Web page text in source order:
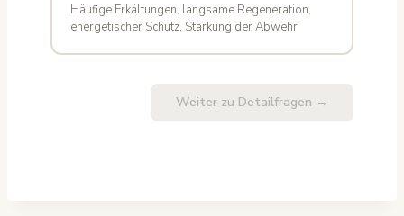
Häufige Erkältungen, langsame Regeneration,
energetischer Schutz, Stärkung der Abwehr
Weiter zu Detailfragen →